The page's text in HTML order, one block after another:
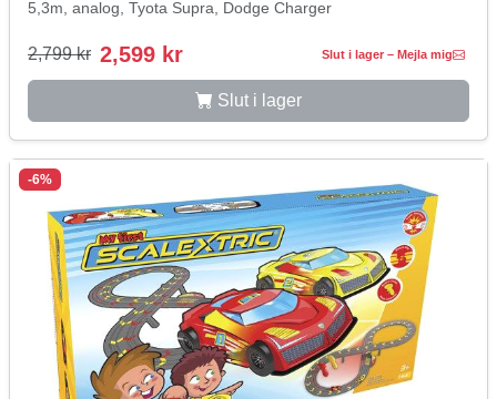
5,3m, analog, Tyota Supra, Dodge Charger
2,799 kr 2,599 kr Slut i lager – Mejla mig
Slut i lager
-6%